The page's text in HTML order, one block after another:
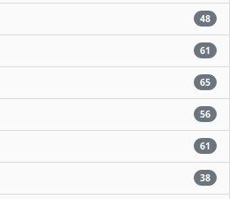
48
61
65
56
61
38